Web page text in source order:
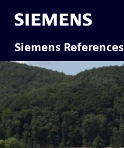
Siemens References